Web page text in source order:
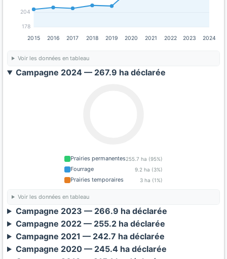
178
204
2015 2016 2017 2018 2019 2020 2021 2022 2023 2024
Voir les données en tableau
Campagne 2024 — 267.9 ha déclarée
Prairies permanentes255.7 ha (95%)
Fourrage 9.2 ha (3%)
Prairies temporaires 3 ha (1%)
Voir les données en tableau
Campagne 2023 — 266.9 ha déclarée
Campagne 2022 — 255.2 ha déclarée
Campagne 2021 — 242.7 ha déclarée
Campagne 2020 — 245.4 ha déclarée